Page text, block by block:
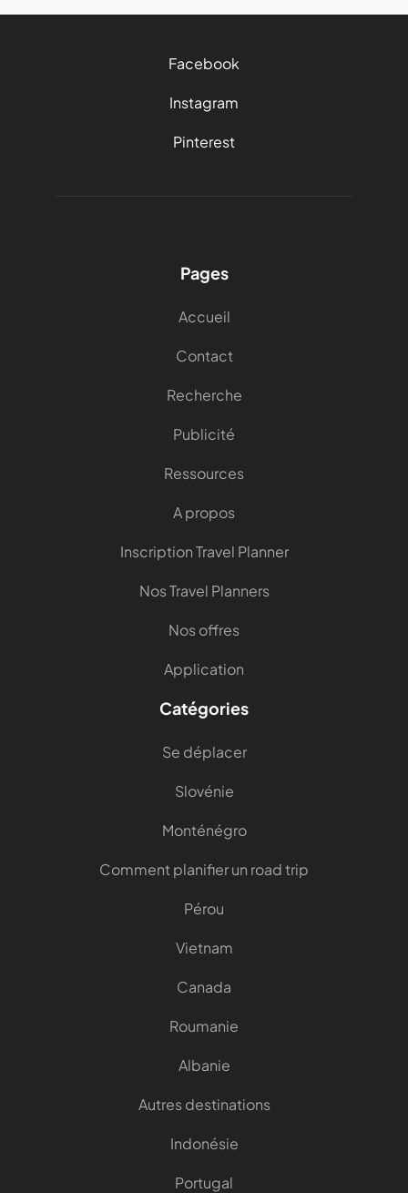
Facebook
Instagram
Pinterest
Pages
Accueil
Contact
Recherche
Publicité
Ressources
A propos
Inscription Travel Planner
Nos Travel Planners
Nos offres
Application
Catégories
Se déplacer
Slovénie
Monténégro
Comment planifier un road trip
Pérou
Vietnam
Canada
Roumanie
Albanie
Autres destinations
Indonésie
Portugal